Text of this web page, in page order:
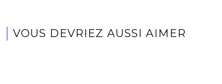
VOUS DEVRIEZ AUSSI AIMER